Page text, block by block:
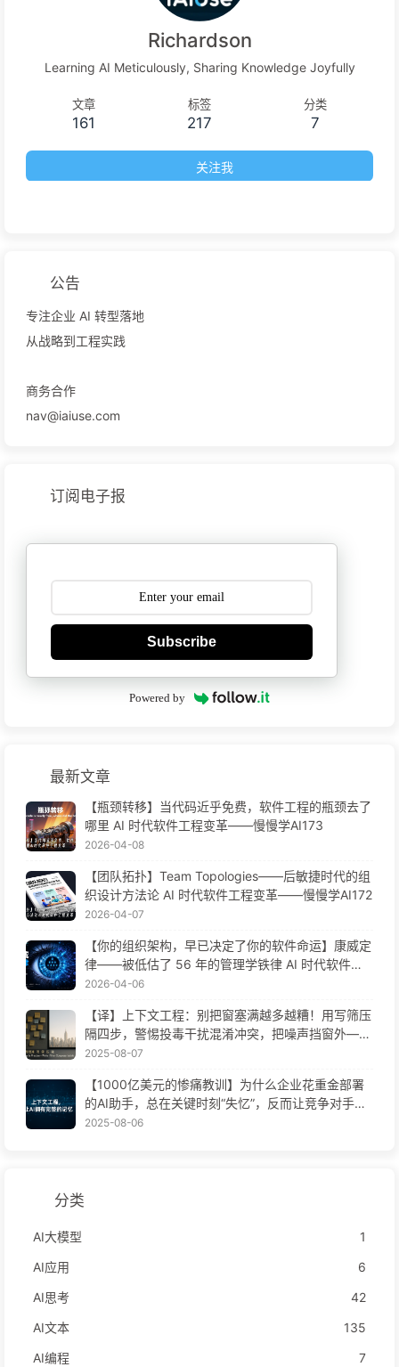
Richardson
Learning AI Meticulously, Sharing Knowledge Joyfully
文章
161
标签
217
分类
7
关注我
公告
专注企业 AI 转型落地
从战略到工程实践
商务合作
nav@iaiuse.com
订阅电子报
Subscribe
Powered by
最新文章
【瓶颈转移】当代码近乎免费，软件工程的瓶颈去了
哪里 AI 时代软件工程变革——慢慢学AI173
2026-04-08
【团队拓扑】Team Topologies——后敏捷时代的组
织设计方法论 AI 时代软件工程变革——慢慢学AI172
2026-04-07
【你的组织架构，早已决定了你的软件命运】康威定
律——被低估了 56 年的管理学铁律 AI 时代软件工
程变革——慢慢学AI171
2026-04-06
【译】上下文工程：别把窗塞满越多越糟！用写筛压
隔四步，警惕投毒干扰混淆冲突，把噪声挡窗外——
慢慢学AI170
2025-08-07
【1000亿美元的惨痛教训】为什么企业花重金部署
的AI助手，总在关键时刻“失忆”，反而让竞争对手实
现90%性能提升？——慢慢学AI169
2025-08-06
分类
AI大模型
1
AI应用
6
AI思考
42
AI文本
135
AI编程
7